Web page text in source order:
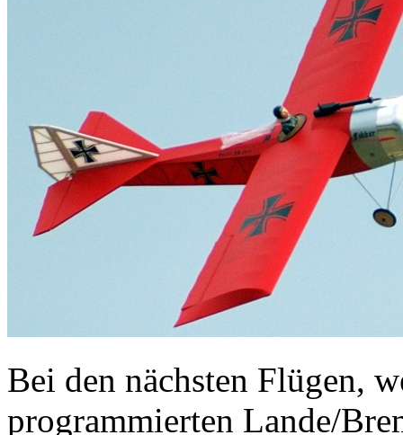
Bei den nächsten Flügen,
programmierten Lande/